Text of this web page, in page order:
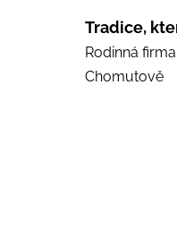
Tradice,
Rodinná
Chomutově